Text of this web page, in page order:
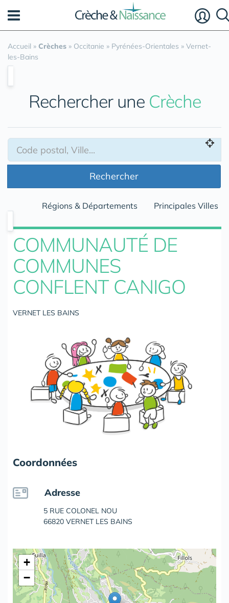
Accueil » Crèches » Occitanie » Pyrénées-Orientales » Vernet-
les-Bains
Rechercher une Crèche
Rechercher
Régions & Départements Principales Villes
COMMUNAUTÉ DE
COMMUNES
CONFLENT CANIGO
VERNET LES BAINS
Coordonnées
Adresse
5 RUE COLONEL NOU
66820 VERNET LES BAINS
+
−